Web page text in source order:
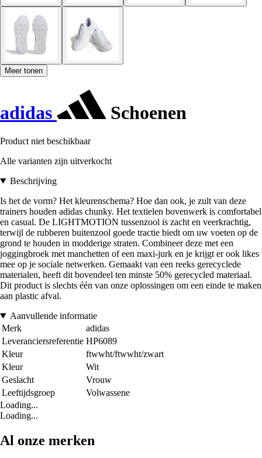
Meer tonen
adidas Schoenen
Product niet beschikbaar
Alle varianten zijn uitverkocht
Beschrijving
Is het de vorm? Het kleurenschema? Hoe dan ook, je zult van deze
trainers houden adidas chunky. Het textielen bovenwerk is comfortabel
en casual. De LIGHTMOTION tussenzool is zacht en veerkrachtig,
terwijl de rubberen buitenzool goede tractie biedt om uw voeten op de
grond te houden in modderige straten. Combineer deze met een
joggingbroek met manchetten of een maxi-jurk en je krijgt er ook likes
mee op je sociale netwerken. Gemaakt van een reeks gerecyclede
materialen, heeft dit bovendeel ten minste 50% gerecycled materiaal.
Dit product is slechts één van onze oplossingen om een einde te maken
aan plastic afval.
Aanvullende informatie
Merk
adidas
Leveranciersreferentie HP6089
Kleur
ftwwht/ftwwht/zwart
Kleur
Wit
Geslacht
Vrouw
Leeftijdsgroep
Volwassene
Loading...
Loading...
Al onze merken